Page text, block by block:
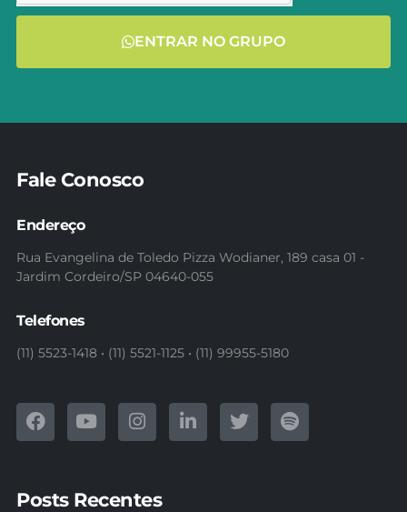
ENTRAR NO GRUPO
Fale Conosco
Endereço
Rua Evangelina de Toledo Pizza Wodianer, 189 casa 01 -
Jardim Cordeiro/SP 04640-055
Telefones
(11) 5523-1418 • (11) 5521-1125 • (11) 99955-5180
Posts Recentes